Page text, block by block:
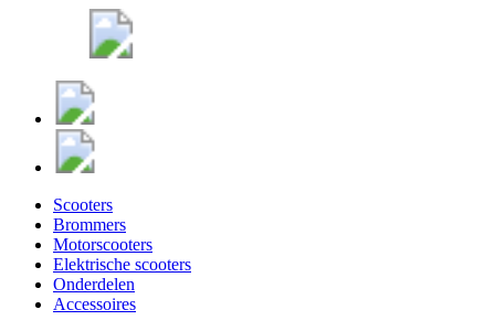
Scooters
Brommers
Motorscooters
Elektrische scooters
Onderdelen
Accessoires